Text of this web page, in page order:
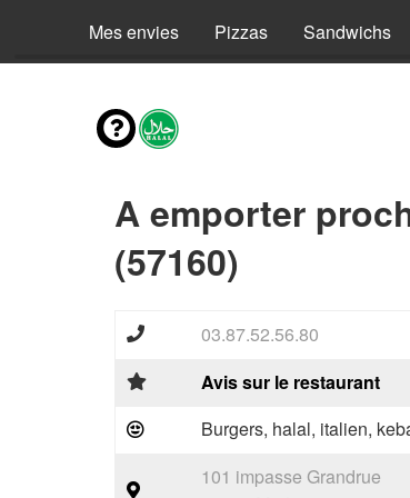
Mes envies Pizzas Sandwichs
A emporter
(57160)
03.87.52.56.80
Avis sur le restaurant
Burgers, halal, italien,
101 impasse Grandrue